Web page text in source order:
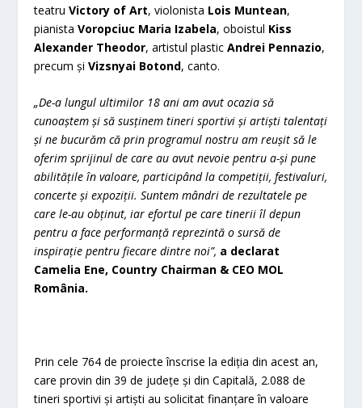
teatruVictory of Art, violonista Lois Muntean,
pianistaVoropciuc Maria Izabela, oboistul Kiss
Alexander Theodor, artistul plasticAndrei Pennazio,
precum șiVizsnyai Botond, canto.
„De-a lungul ultimilor 18 ani am avut ocazia să
cunoaștem și să susținem tineri sportivi și artiști talentați
și ne bucurăm că prin programul nostru am reușit să le
oferim sprijinul de care au avut nevoie pentru a-și pune
abilitățile în valoare, participând la competiții, festivaluri,
concerte și expoziții. Suntem mândri de rezultatele pe
care le-au obținut, iar efortul pe care tinerii îl depun
pentru a face performanță reprezintă o sursă de
inspirație pentru fiecare dintre noi”, a declarat
Camelia Ene, Country Chairman & CEO MOL
România.
Prin cele 764 de proiecte înscrise la ediția din acest an,
care provin din 39 de județe și din Capitală, 2.088 de
tineri sportivi și artiști au solicitat finanțare în valoare